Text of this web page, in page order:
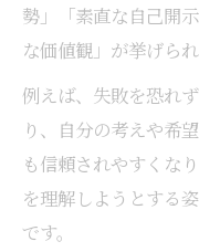
勢」「素直な自己開
な価値観」が挙げられ
例えば、失敗を恐れ
り、自分の考えや希
も信頼されやすくな
を理解しようとする
です。